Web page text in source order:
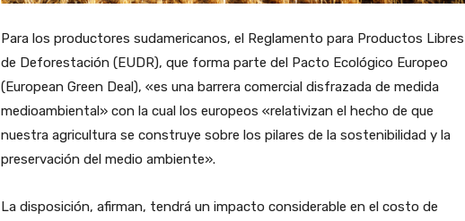
Para los productores sudamericanos, el Reglamento para Productos Libres
de Deforestación (EUDR), que forma parte del Pacto Ecológico Europeo
(European Green Deal), «es una barrera comercial disfrazada de medida
medioambiental» con la cual los europeos «relativizan el hecho de que
nuestra agricultura se construye sobre los pilares de la sostenibilidad y la
preservación del medio ambiente».
La disposición, afirman, tendrá un impacto considerable en el costo de